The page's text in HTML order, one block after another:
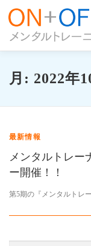
ツ
養成講座について
登録認定トレーナ
月: 2022年
最新情報
メンタルトレー
ー開催！！
第5期の『メンタルトレ